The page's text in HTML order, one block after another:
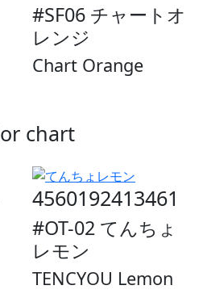
#SF06 チャートオ
レンジ
Chart Orange
chart
4560192413461
#OT-02 てんちょ
レモン
TENCYOU Lemon